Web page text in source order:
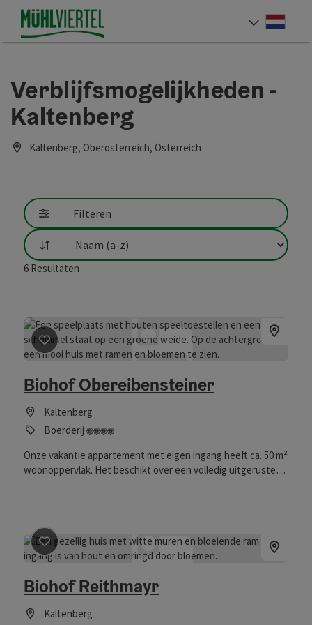
InhoudAccesskey
[0]
NavigatieAccesskey
[1]
PaginabeginAccesskey
[2]
Verblijfsmogelijkheden -
Kaltenberg
Kaltenberg, Oberösterreich, Österreich
Filteren
Filtering
6 Resultaten
Bijdrage aankruisen: Biohof Obereibensteiner
Biohof Obereibensteiner
Kaltenberg
Boerderij
4 bloemen
Onze vakantie appartement met eigen ingang heeft ca. 50 m²
woonoppervlak. Het beschikt over een volledig uitgeruste
rijkelijk ontbijtkorf met zelfgebakken brood. Ter afsluiting
van een vermoeiende wandeling is er een grote tuin
beschikbaar voor ontspanning met
kalfjes, varkens, ganzen en katten.
Bijdrage aankruisen: Biohof Reithmayr
Biohof Reithmayr
Kaltenberg